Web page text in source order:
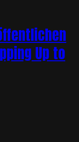
Up to